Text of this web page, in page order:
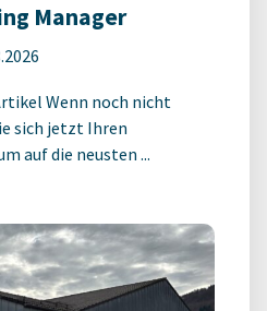
Manager
Wenn noch nicht
sich jetzt Ihren
auf die neusten ...